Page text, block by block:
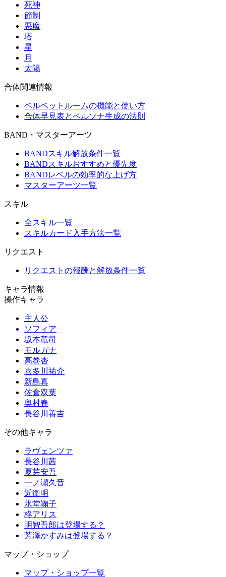
死神
節制
悪魔
塔
星
月
太陽
合体関連情報
ベルベットルームの機能と使い方
合体早見表とペルソナ生成の法則
BAND・マスターアーツ
BANDスキル解放条件一覧
BANDスキルおすすめと優先度
BANDレベルの効率的な上げ方
マスターアーツ一覧
スキル
全スキル一覧
スキルカード入手方法一覧
リクエスト
リクエストの報酬と解放条件一覧
キャラ情報
操作キャラ
主人公
ソフィア
坂本竜司
モルガナ
高巻杏
喜多川祐介
新島真
佐倉双葉
奥村春
長谷川善吉
その他キャラ
ラヴェンツァ
長谷川茜
夏芽安吾
一ノ瀬久音
近衛明
氷堂鞠子
柊アリス
明智吾郎は登場する？
芳澤かすみは登場する？
マップ・ショップ
マップ・ショップ一覧